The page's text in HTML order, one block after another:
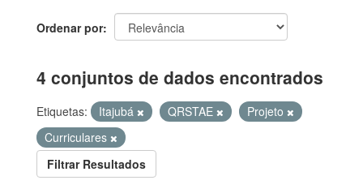
Ordenar por
4 conjuntos de dados encontrados
Etiquetas: Itajubá QRSTAE
Projeto
Curriculares
Filtrar Resultados